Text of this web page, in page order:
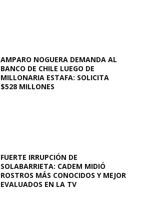
AMPARO NOGUERA DEMANDA AL
BANCO DE CHILE LUEGO DE
MILLONARIA ESTAFA: SOLICITA
$528 MILLONES
FUERTE IRRUPCIÓN DE
SOLABARRIETA: CADEM MIDIÓ
ROSTROS MÁS CONOCIDOS Y MEJOR
EVALUADOS EN LA TV